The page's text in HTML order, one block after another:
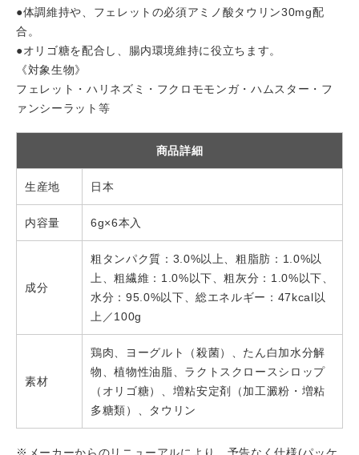
●体調維持や、フェレットの必須アミノ酸タウリン30mg配
合。
●オリゴ糖を配合し、腸内環境維持に役立ちます。
《対象生物》
フェレット・ハリネズミ・フクロモモンガ・ハムスター・フ
ァンシーラット等
商品詳細
生産地 日本
内容量 6g×6本入
成分
粗タンパク質：3.0%以上、粗脂肪：1.0%以
上、粗繊維：1.0%以下、粗灰分：1.0%以下、
水分：95.0%以下、総エネルギー：47kcal以
上／100g
素材
鶏肉、ヨーグルト（殺菌）、たん白加水分解
物、植物性油脂、ラクトスクロースシロップ
（オリゴ糖）、増粘安定剤（加工澱粉・増粘
多糖類）、タウリン